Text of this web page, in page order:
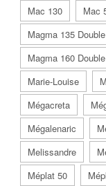
Mac 130
Mac
Magma 135
Magma 160
Marie-Louise
Mégacreta
Mégalenaric
Melissandre
Méplat 50